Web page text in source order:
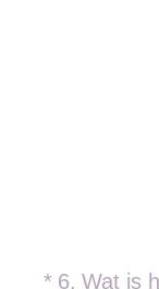
* 6. Wat is
(Vereist.)